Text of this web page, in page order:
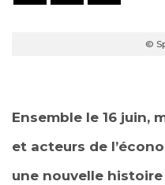
©
Ensemble le 16 juin,
et acteurs de
une nouvelle